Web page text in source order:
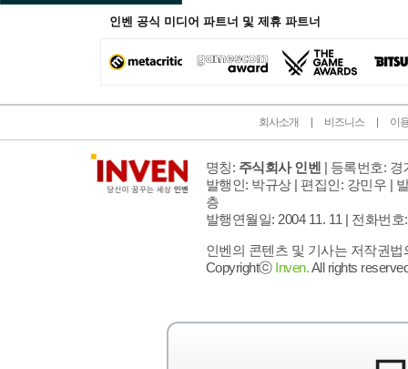
인벤 공식 미디어 파트너 및 제휴 파트너
회사소개 비즈니스 이
명칭: 주식회사 인벤 | 등록번호: 경
발행인: 박규상 | 편집인: 강민우 |
층
발행연월일: 2004 11. 11 | 전화번호
인벤의 콘텐츠 및 기사는 저작권
Copyrightⓒ Inven.All rights